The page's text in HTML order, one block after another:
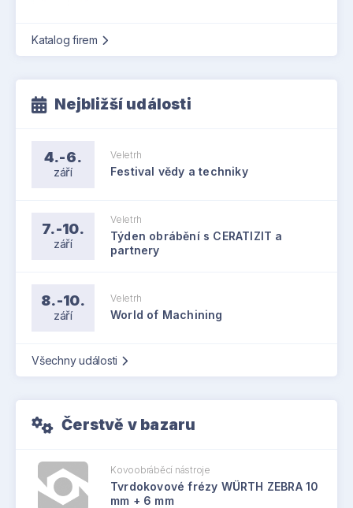
Katalog firem
Nejbližší události
4.-6.
září
Veletrh
Festival vědy a techniky
7.-10.
září
Veletrh
Týden obrábění s CERATIZIT a
partnery
8.-10.
září
Veletrh
World of Machining
Všechny události
Čerstvě v bazaru
Kovoobráběcí nástroje
Tvrdokovové frézy WÜRTH ZEBRA 10
mm + 6 mm